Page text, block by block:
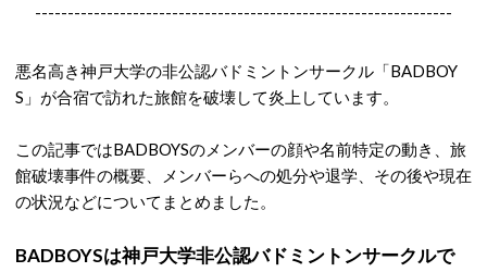
----------------------------------------------------------------
悪名高き神戸大学の非公認バドミントンサークル「BADBOY
S」が合宿で訪れた旅館を破壊して炎上しています。
この記事ではBADBOYSのメンバーの顔や名前特定の動き、旅
館破壊事件の概要、メンバーらへの処分や退学、その後や現在
の状況などについてまとめました。
BADBOYSは神戸大学非公認バドミントンサークルで